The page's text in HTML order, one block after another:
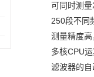
可同时测
250段不同
测量精度
多核CPU
滤波器的